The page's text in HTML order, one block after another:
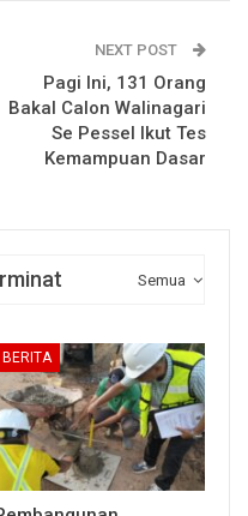
NEXT POST
Pagi Ini, 131 Orang
Bakal Calon Walinagari
Se Pessel Ikut Tes
Kemampuan Dasar
Semua
BERITA